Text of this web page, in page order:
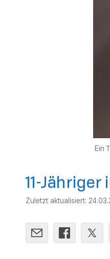
Ein
11-
Zuletzt aktualisiert: